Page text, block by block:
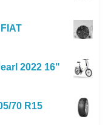
2022 16"
70 R15